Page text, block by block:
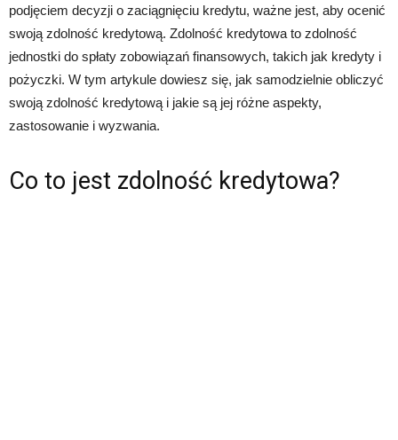
podjęciem decyzji o zaciągnięciu kredytu, ważne jest, aby ocenić
swoją zdolność kredytową. Zdolność kredytowa to zdolność
jednostki do spłaty zobowiązań finansowych, takich jak kredyty i
pożyczki. W tym artykule dowiesz się, jak samodzielnie obliczyć
swoją zdolność kredytową i jakie są jej różne aspekty,
zastosowanie i wyzwania.
Co to jest zdolność kredytowa?